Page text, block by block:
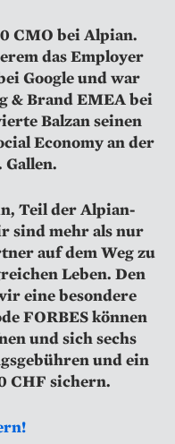
CMO bei Alpian.
das Employer
Google und war
& Brand EMEA bei
Balzan seinen
Economy an der
Teil der Alpian-
sind mehr als nur
auf dem Weg zu
Leben. Den
eine besondere
FORBES können
und sich sechs
und ein
CHF sichern.